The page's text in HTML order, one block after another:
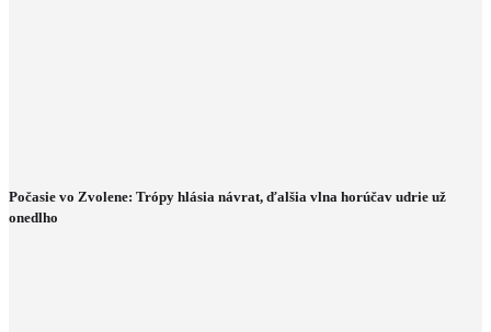
Počasie vo Zvolene: Trópy hlásia návrat, ďalšia vlna horúčav udrie už
onedlho